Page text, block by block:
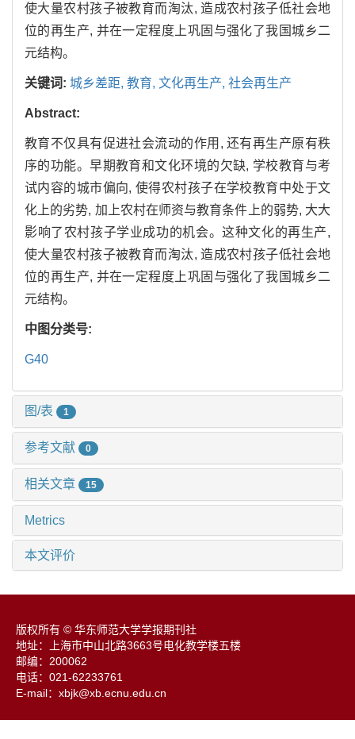
使大量农村孩子被教育而淘汰, 造成农村孩子低社会地
位的再生产, 并在一定程度上巩固与强化了我国城乡二
元结构。
关键词: 城乡差距, 教育, 文化再生产, 社会再生产
Abstract:
教育不仅具有促进社会流动的作用, 还有再生产原有秩
序的功能。早期教育和文化环境的欠缺, 学校教育与考
试内容的城市偏向, 使得农村孩子在学校教育中处于文
化上的劣势, 加上农村在师资与教育条件上的弱势, 大大
影响了农村孩子学业成功的机会。这种文化的再生产,
使大量农村孩子被教育而淘汰, 造成农村孩子低社会地
位的再生产, 并在一定程度上巩固与强化了我国城乡二
元结构。
中图分类号:
G40
图/表 1
参考文献 0
相关文章 15
Metrics
本文评价
版权所有 © 华东师范大学学报期刊社
地址：上海市中山北路3663号电化教学楼五楼
邮编：200062
电话：021-62233761
E-mail：xbjk@xb.ecnu.edu.cn